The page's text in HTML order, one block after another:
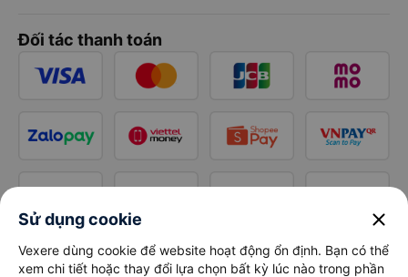
Đối tác thanh toán
Sử dụng cookie close
Vexere dùng cookie để website hoạt động ổn định. Bạn có thể
xem chi tiết hoặc thay đổi lựa chọn bất kỳ lúc nào trong phần